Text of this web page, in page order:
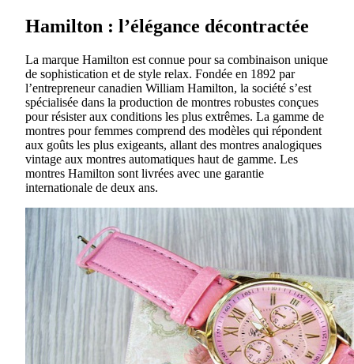
Hamilton : l’élégance décontractée
La marque Hamilton est connue pour sa combinaison unique
de sophistication et de style relax. Fondée en 1892 par
l’entrepreneur canadien William Hamilton, la société s’est
spécialisée dans la production de montres robustes conçues
pour résister aux conditions les plus extrêmes. La gamme de
montres pour femmes comprend des modèles qui répondent
aux goûts les plus exigeants, allant des montres analogiques
vintage aux montres automatiques haut de gamme. Les
montres Hamilton sont livrées avec une garantie
internationale de deux ans.